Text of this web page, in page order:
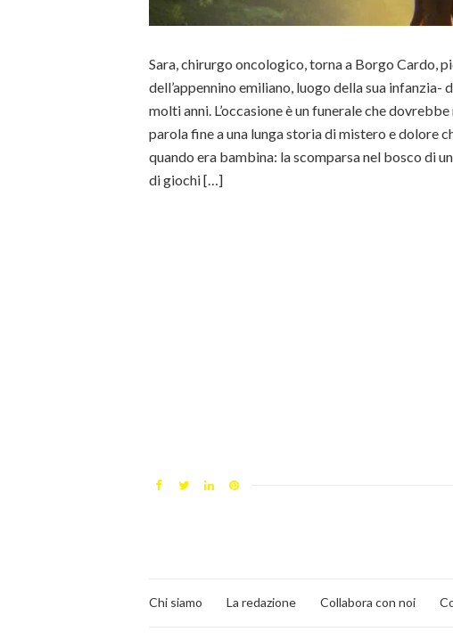
Sara, chirurgo oncologico, torna a Borgo Cardo,
dell’appennino emiliano, luogo della sua infanzia-
molti anni. L’occasione è un funerale che
parola fine a una lunga storia di mistero e dolore
quando era bambina: la scomparsa nel bosco di
di giochi […]
Chi siamo La redazione Collabora con noi